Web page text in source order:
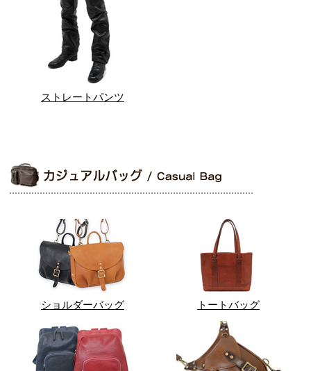
ストレートパンツ
ショルダーバッグ トートバッグ